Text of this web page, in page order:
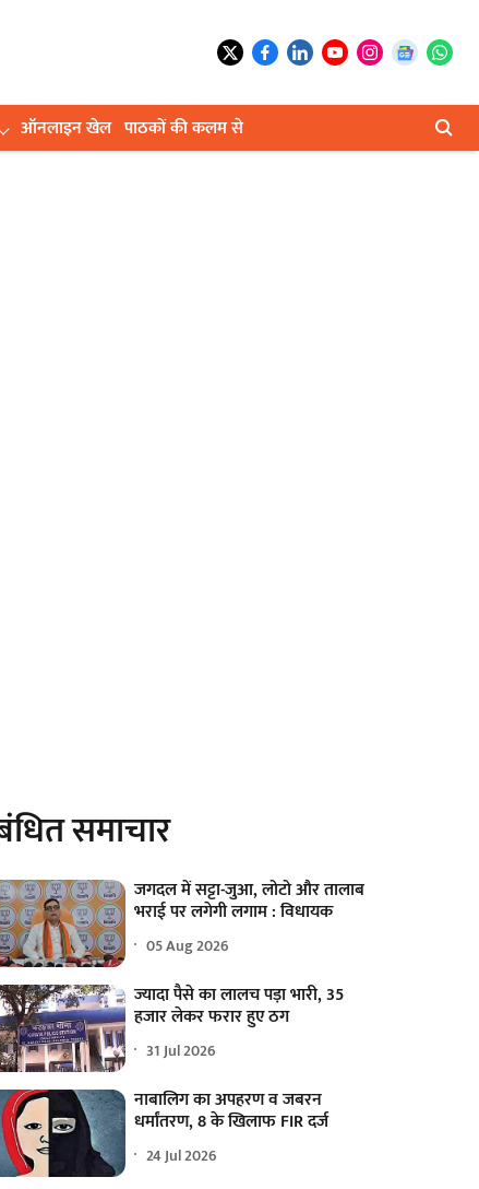
ऑनलाइन खेल पाठकों की कलम से
समाचार
जगदल में सट्टा-जुआ, लोटो और तालाब
भराई पर लगेगी लगाम : विधायक
05 Aug 2026
ज्यादा पैसे का लालच पड़ा भारी, 35
हजार लेकर फरार हुए ठग
31 Jul 2026
नाबालिग का अपहरण व जबरन
धर्मांतरण, 8 के खिलाफ FIR दर्ज
24 Jul 2026